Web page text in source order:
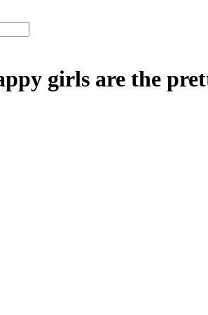
girls are the